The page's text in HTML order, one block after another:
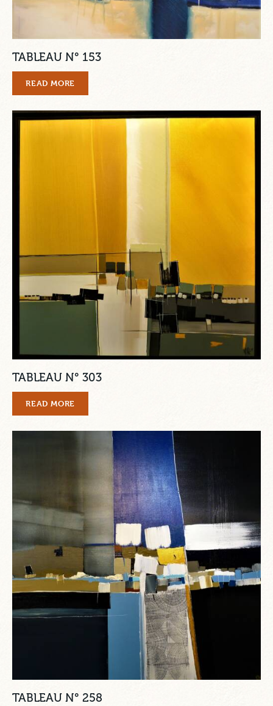
TABLEAU N° 153
READ MORE
TABLEAU N° 303
READ MORE
TABLEAU N° 258